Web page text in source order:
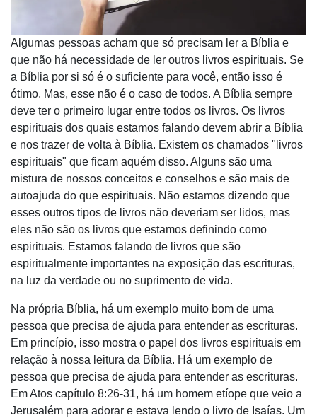
Algumas pessoas acham que só precisam ler a Bíblia e
que não há necessidade de ler outros livros espirituais. Se
a Bíblia por si só é o suficiente para você, então isso é
ótimo. Mas, esse não é o caso de todos. A Bíblia sempre
deve ter o primeiro lugar entre todos os livros. Os livros
espirituais dos quais estamos falando devem abrir a Bíblia
e nos trazer de volta à Bíblia. Existem os chamados "livros
espirituais" que ficam aquém disso. Alguns são uma
mistura de nossos conceitos e conselhos e são mais de
autoajuda do que espirituais. Não estamos dizendo que
esses outros tipos de livros não deveriam ser lidos, mas
eles não são os livros que estamos definindo como
espirituais. Estamos falando de livros que são
espiritualmente importantes na exposição das escrituras,
na luz da verdade ou no suprimento de vida.
Na própria Bíblia, há um exemplo muito bom de uma
pessoa que precisa de ajuda para entender as escrituras.
Em princípio, isso mostra o papel dos livros espirituais em
relação à nossa leitura da Bíblia. Há um exemplo de
pessoa que precisa de ajuda para entender as escrituras.
Em Atos capítulo 8:26-31, há um homem etíope que veio a
Jerusalém para adorar e estava lendo o livro de Isaías. Um